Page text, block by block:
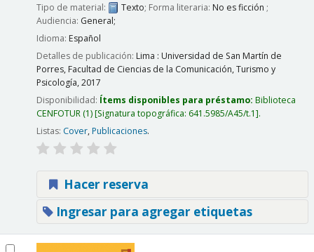
Tipo de material:
Texto; Forma literaria: No es ficción ;
Audiencia: General;
Idioma: Español
Detalles de publicación: Lima : Universidad de San Martín de
Porres, Facultad de Ciencias de la Comunicación, Turismo y
Psicología,2017
Disponibilidad: Ítems disponibles para préstamo: Biblioteca
CENFOTUR(1) Signatura topográfica: 641.5985/A45/t.1 .
Listas: Cover,Publicaciones.
Hacer reserva
Ingresar para agregar etiquetas